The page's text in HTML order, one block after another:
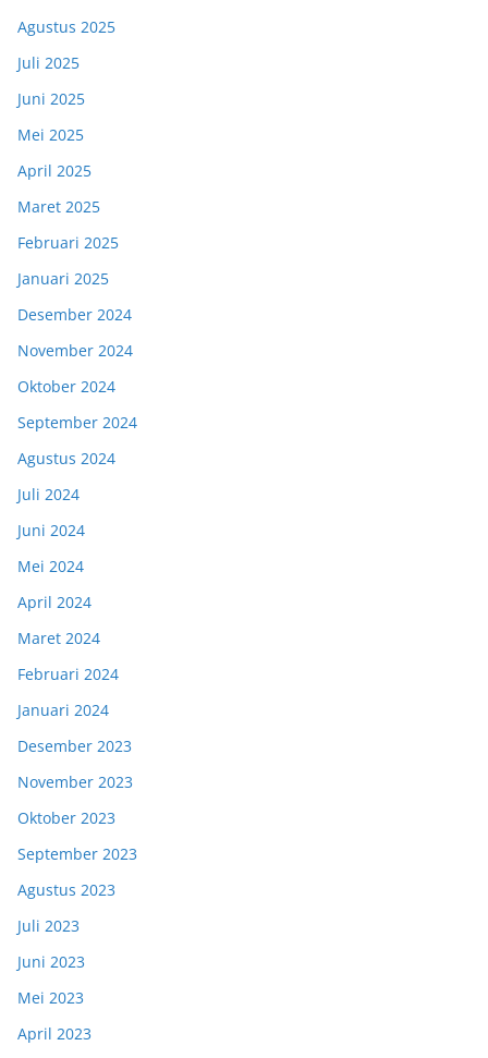
Agustus 2025
Juli 2025
Juni 2025
Mei 2025
April 2025
Maret 2025
Februari 2025
Januari 2025
Desember 2024
November 2024
Oktober 2024
September 2024
Agustus 2024
Juli 2024
Juni 2024
Mei 2024
April 2024
Maret 2024
Februari 2024
Januari 2024
Desember 2023
November 2023
Oktober 2023
September 2023
Agustus 2023
Juli 2023
Juni 2023
Mei 2023
April 2023